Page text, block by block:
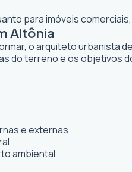
para imóveis
Altônia
o arquiteto urbanista
do terreno e os objetivos
e externas
ambiental